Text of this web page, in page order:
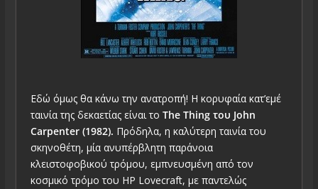
Εδώ όμως θα κάνω την ανατροπή! Η κορυφαία κατ’εμέ
ταινία της δεκαετίας είναι το The Thing του John
Carpenter (1982). Πρόδηλα, η καλύτερη ταινία του
σκηνοθέτη, μία ανυπέρβλητη παράνοια
κλειστοφοβικού τρόμου, εμπνευσμένη από τον
κοσμικό τρόμο του HP Lovecraft, με παντελώς